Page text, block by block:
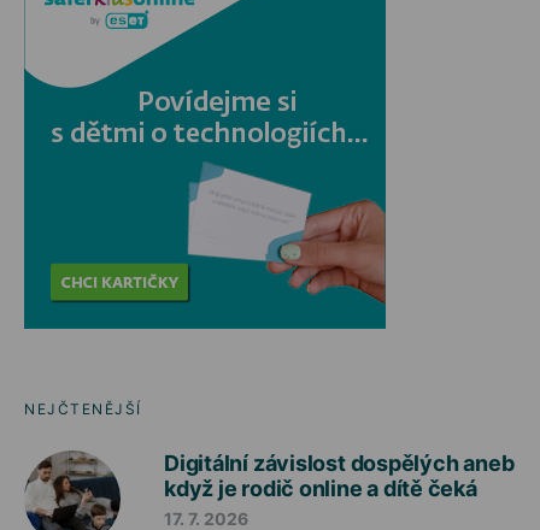
NEJČTENĚJŠÍ
Digitální závislost dospělých aneb
když je rodič online a dítě čeká
17. 7. 2026